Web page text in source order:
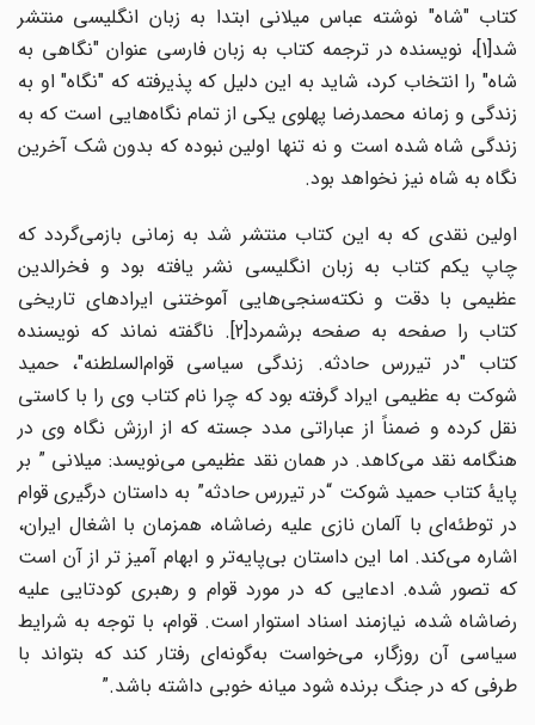
کتاب "شاه" نوشته عباس میلانی ابتدا به زبان انگلیسی منتشر
شد[1]، نویسنده در ترجمه کتاب به زبان فارسی عنوان "نگاهی به
شاه" را انتخاب کرد، شاید به این دلیل که پذیرفته که "نگاه" او به
زندگی و زمانه محمدرضا پهلوی یکی از تمام نگاه‌هایی است که به
زندگی شاه شده است و نه تنها اولین نبوده که بدون شک آخرین
نگاه به شاه نیز نخواهد بود.
اولین نقدی که به این کتاب منتشر شد به زمانی بازمی‌گردد که
چاپ یکم کتاب به زبان انگلیسی نشر یافته بود و فخرالدین
عظیمی با دقت و نکته‌سنجی‌هایی آموختنی ایرادهای تاریخی
کتاب را صفحه به صفحه برشمرد[2]. ناگفته نماند که نویسنده
کتاب "در تیررس حادثه. زندگی سیاسی قوام‌السلطنه"، حمید
شوکت به عظیمی ایراد گرفته بود که چرا نام کتاب وی را با کاستی
نقل کرده و ضمناً از عباراتی مدد جسته که از ارزش نگاه وی در
هنگامه نقد می‌کاهد. در همان نقد عظیمی می‌نویسد: میلانی ” بر
پایهٔ کتاب حمید شوکت “در تیررس حادثه” به داستان درگیری قوام
در توطئه‌ای با آلمان نازی علیه رضاشاه، همزمان با اشغال ایران،
اشاره می‌کند. اما این داستان بی‌پایه‌تر و ابهام آمیز تر از آن است
که تصور شده. ادعایی که در مورد قوام و رهبری کودتایی علیه
رضاشاه شده، نیازمند اسناد استوار است. قوام، با توجه به شرایط
سیاسی آن روزگار، می‌خواست به‌گونه‌ای رفتار کند که بتواند با
طرفی که در جنگ برنده شود میانه خوبی داشته باشد.”